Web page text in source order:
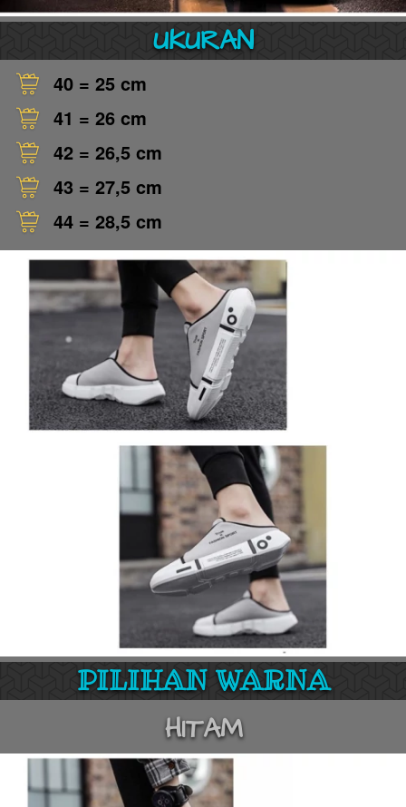
UKURAN
40 = 25 cm
41 = 26 cm
42 = 26,5 cm
43 = 27,5 cm
44 = 28,5 cm
PILIHAN WARNA
HITAM